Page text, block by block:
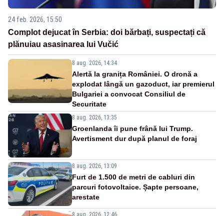
24 feb. 2026, 15:50
Complot dejucat în Serbia: doi bărbați, suspectați că
plănuiau asasinarea lui Vučić
8 aug. 2026, 14:34
Alertă la granița României. O dronă a
explodat lângă un gazoduct, iar premierul
Bulgariei a convocat Consiliul de
Securitate
8 aug. 2026, 13:35
Groenlanda îi pune frână lui Trump.
Avertisment dur după planul de foraj
8 aug. 2026, 13:09
Furt de 1.500 de metri de cabluri din
parcuri fotovoltaice. Șapte persoane,
arestate
8 aug. 2026, 12:46